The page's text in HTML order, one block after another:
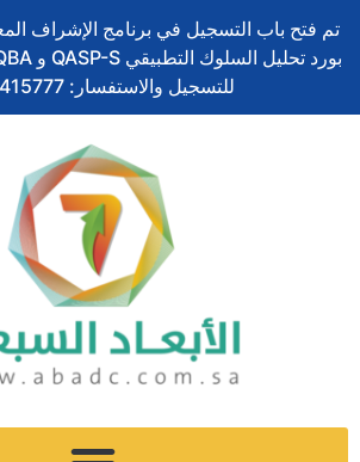
إلى
المحتوى
تم فتح باب التسجيل في برنامج الإشراف
للتسجيل والاستفسار: 0533415777
ح
ي
س
ي
ن
ك
و
ي